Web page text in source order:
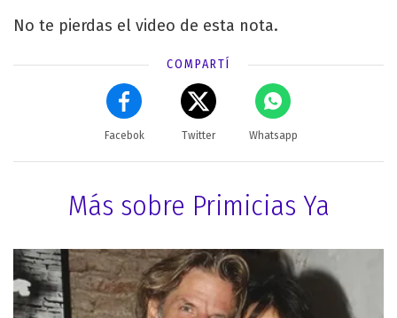
No te pierdas el video de esta nota.
COMPARTÍ
Facebok Twitter Whatsapp
Más sobre Primicias Ya